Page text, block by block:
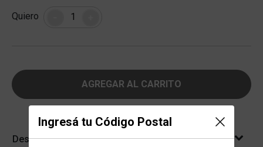
Ingresá tu Código Postal
Quiero Cantidad
AGREGAR AL CARRITO
Descripción